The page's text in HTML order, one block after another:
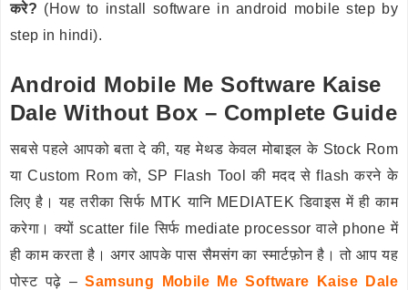
करे? (How to install software in android mobile step by
step in hindi).
Android Mobile Me Software Kaise
Dale Without Box – Complete Guide
सबसे पहले आपको बता दे की, यह मेथड केवल मोबाइल के Stock Rom
या Custom Rom को, SP Flash Tool की मदद से flash करने के
लिए है। यह तरीका सिर्फ MTK यानि MEDIATEK डिवाइस में ही काम
करेगा। क्यों scatter file सिर्फ mediate processor वाले phone में
ही काम करता है। अगर आपके पास सैमसंग का स्मार्टफ़ोन है। तो आप यह
पोस्ट पढ़े –Samsung Mobile Me Software Kaise Dale